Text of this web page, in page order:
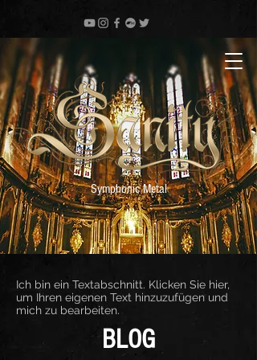
Symphonic Metal
Ich bin ein Textabschnitt. Klicken Sie hier,
um Ihren eigenen Text hinzuzufügen und
mich zu bearbeiten.
BLOG